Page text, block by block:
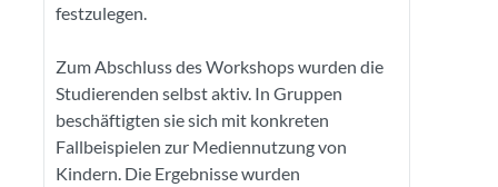
festzulegen.
Zum Abschluss des Workshops wurden die
Studierenden selbst aktiv. In Gruppen
beschäftigten sie sich mit konkreten
Fallbeispielen zur Mediennutzung von
Kindern. Die Ergebnisse wurden